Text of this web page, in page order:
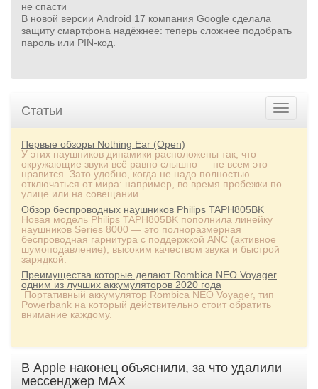
не спасти
В новой версии Android 17 компания Google сделала
защиту смартфона надёжнее: теперь сложнее подобрать
пароль или PIN‑код.
Статьи
Первые обзоры Nothing Ear (Open)
У этих наушников динамики расположены так, что
окружающие звуки всё равно слышно — не всем это
нравится. Зато удобно, когда не надо полностью
отключаться от мира: например, во время пробежки по
улице или на совещании.
Обзор беспроводных наушников Philips TAPH805BK
Новая модель Philips TAPH805BK пополнила линейку
наушников Series 8000 — это полноразмерная
беспроводная гарнитура с поддержкой ANC (активное
шумоподавление), высоким качеством звука и быстрой
зарядкой.
Преимущества которые делают Rombica NEO Voyager
одним из лучших аккумуляторов 2020 года
Портативный аккумулятор Rombica NEO Voyager, тип
Powerbank на который действительно стоит обратить
внимание каждому.
В Apple наконец объяснили, за что удалили
мессенджер MAX